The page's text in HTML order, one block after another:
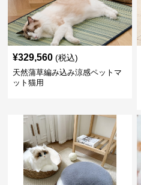
¥329,560 (税込)
天然蒲草編み込み涼感ペットマ
ット猫用